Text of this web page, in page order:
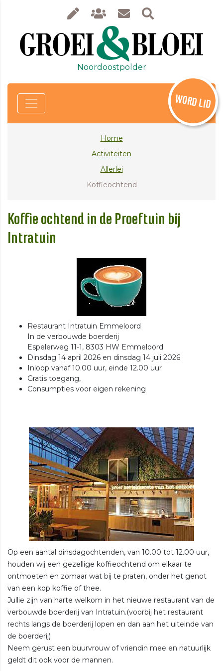
Noordoostpolder
WORD LID
Home
Activiteiten
Allerlei
Koffieochtend
Koffie ochtend in de Proeftuin bij
Intratuin
Restaurant Intratuin Emmeloord
In de verbouwde boerderij
Espelerweg 11-1, 8303 HW Emmeloord
Dinsdag 14 april 2026 en dinsdag 14 juli 2026
Inloop vanaf 10.00 uur, einde 12.00 uur
Gratis toegang,
Consumpties voor eigen rekening
Op een aantal dinsdagochtenden, van 10.00 tot 12.00 uur,
houden wij een gezellige koffieochtend om elkaar te
ontmoeten en zomaar wat bij te praten, onder het genot
van een kop koffie of thee.
Jullie zijn van harte welkom in het nieuwe restaurant van de
verbouwde boerderij van Intratuin.(voorbij het restaurant
rechts langs de boerderij lopen en dan aan het uiteinde van
de boerderij)
Neem gerust een buurvrouw of vriendin mee en natuurlijk
geldt dit ook voor de mannen.